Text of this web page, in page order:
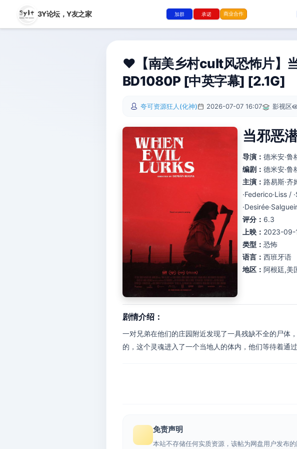
3Y论坛，Y友之家 加群 承诺 商业合作
❤️【南美乡村cult风恐怖片】
BD1080P [中英字幕] [2.1G]
夸可资源狂人(化神) 2026-07-07 16:07 影视区
当邪恶
导演： 德米安·鲁
编剧： 德米安·鲁
主演： 路易斯·
·Federico·Liss /
评分： 6.3
上映： 2023-09-
类型： 恐怖
语言： 西班牙语
地区： 阿根廷,美
剧情介绍：
一对兄弟在他们的庄园附近发现了一具残缺不全的尸体
的，这个灵魂进入了一个当地人的体内，他们等待着通
免责声明
本站不存储任何实质资源，该帖为网盘用户发布